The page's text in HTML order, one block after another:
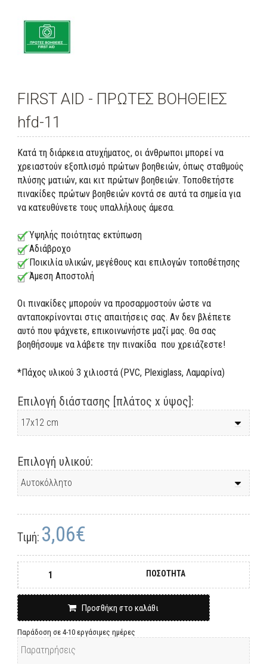
FIRST AID - ΠΡΩΤΕΣ ΒΟΗΘΕΙΕΣ
hfd-11
Κατά τη διάρκεια ατυχήματος, οι άνθρωποι μπορεί να
χρειαστούν εξοπλισμό πρώτων βοηθειών, όπως σταθμούς
πλύσης ματιών, και κιτ πρώτων βοηθειών. Τοποθετήστε
πινακίδες πρώτων βοηθειών κοντά σε αυτά τα σημεία για
να κατευθύνετε τους υπαλλήλους άμεσα.
Υψηλής ποιότητας εκτύπωση
Αδιάβροχο
Ποικιλία υλικών, μεγέθους και επιλογών τοποθέτησης
Άμεση Αποστολή
Οι πινακίδες μπορούν να προσαρμοστούν ώστε να
ανταποκρίνονται στις απαιτήσεις σας. Αν δεν βλέπετε
αυτό που ψάχνετε, επικοινωνήστε μαζί μας. Θα σας
βοηθήσουμε να λάβετε την πινακίδα που χρειάζεστε!
*Πάχος υλικού 3 χιλιοστά (PVC, Plexiglass, Λαμαρίνα)
Επιλογή διάστασης [πλάτος x ύψος]:
Επιλογή υλικού:
Τιμή: 3,06€
ΠΟΣΟΤΗΤΑ
Προσθήκη στο καλάθι
Παράδοση σε 4-10 εργάσιμες ημέρες